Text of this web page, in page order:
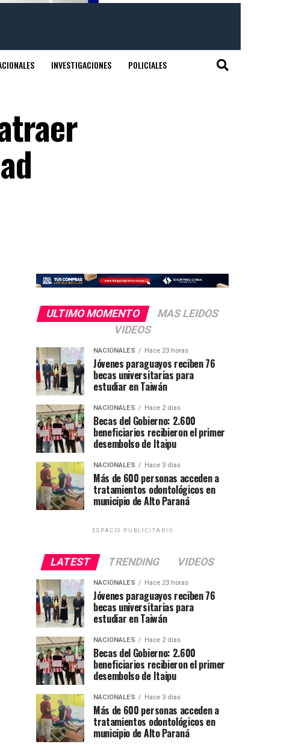
INVESTIGACIONES POLICIALES
ULTIMO MOMENTO
MAS LEIDOS
VIDEOS
NACIONALES Hace 23 horas
Jóvenes paraguayos reciben 76
becas universitarias para
estudiar en Taiwán
NACIONALES Hace 2 días
Becas del Gobierno: 2.600
beneficiarios recibieron el primer
desembolso de Itaipu
NACIONALES Hace 3 días
Más de 600 personas acceden a
tratamientos odontológicos en
municipio de Alto Paraná
ESPACIO PUBLICITARIO
LATEST TRENDING VIDEOS
NACIONALES Hace 23 horas
Jóvenes paraguayos reciben 76
becas universitarias para
estudiar en Taiwán
NACIONALES Hace 2 días
Becas del Gobierno: 2.600
beneficiarios recibieron el primer
desembolso de Itaipu
NACIONALES Hace 3 días
Más de 600 personas acceden a
tratamientos odontológicos en
municipio de Alto Paraná